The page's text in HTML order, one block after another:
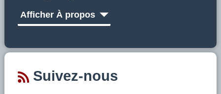
Afficher À propos
Suivez-nous